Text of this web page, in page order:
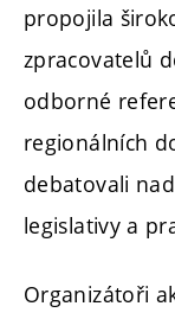
propojila
zpracovatelů
odborné
regionálních
debatovali
legislativy a
Organizátoři